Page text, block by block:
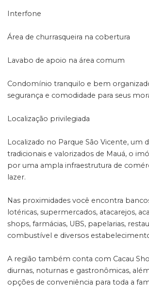
Interfone
Área de churrasqueira na cobertura
Lavabo de apoio na área comum
Condomínio tranquilo e bem
segurança e comodidade para seus
Localização privilegiada
Localizado no Parque São Vicente, um
tradicionais e valorizados de Mauá, o
por uma ampla infraestrutura de
lazer.
Nas proximidades você encontra
lotéricas, supermercados, atacarejos,
shops, farmácias, UBS, papelarias,
combustível e diversos
A região também conta com Cacau
diurnas, noturnas e gastronômicas,
opções de conveniência para toda a